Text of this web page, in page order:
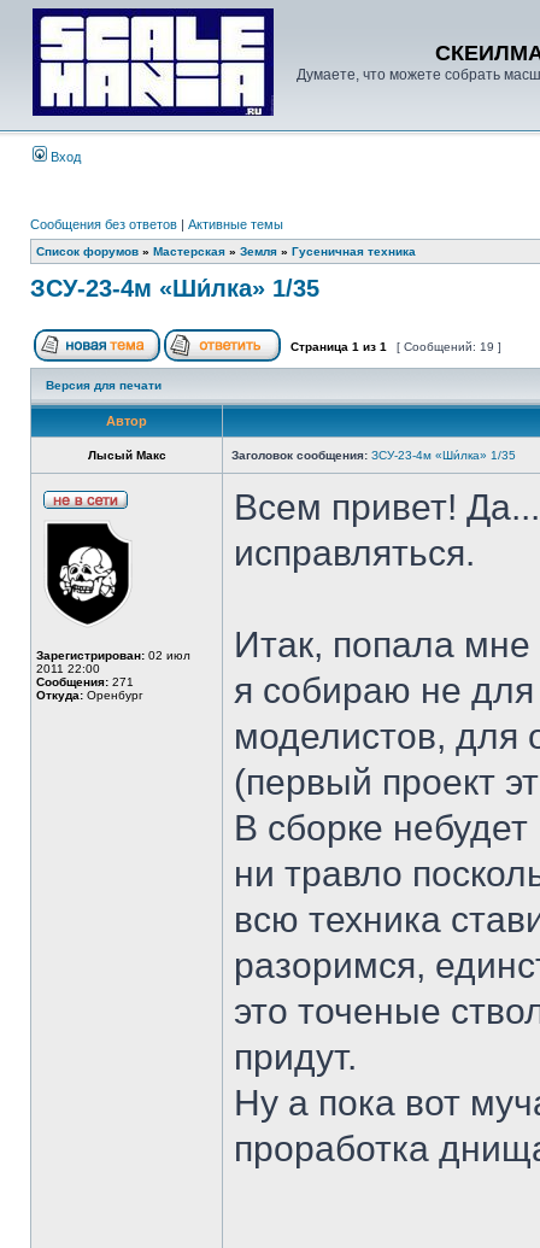
Думаете, что можете собрать
Вход
Сообщения без ответов | Активные темы
Список форумов » Мастерская » Земля » Гусеничная техника
ЗСУ-23-4м «Ши́лка» 1/35
Страница 1 из 1 [ Сообщений: 19 ]
Версия для печати
Автор
Лысый Макс Заголовок сообщения: ЗСУ-23-4м «Ши́лка» 1/35
Зарегистрирован: 02 июл
2011 22:00
Сообщения: 271
Откуда: Оренбург
Всем привет!
исправляться.
Итак, попала
я собираю не
моделистов, для
(первый проект
В сборке
ни травло
всю техника
разоримся,
это точеные
придут.
Ну а пока вот
проработка